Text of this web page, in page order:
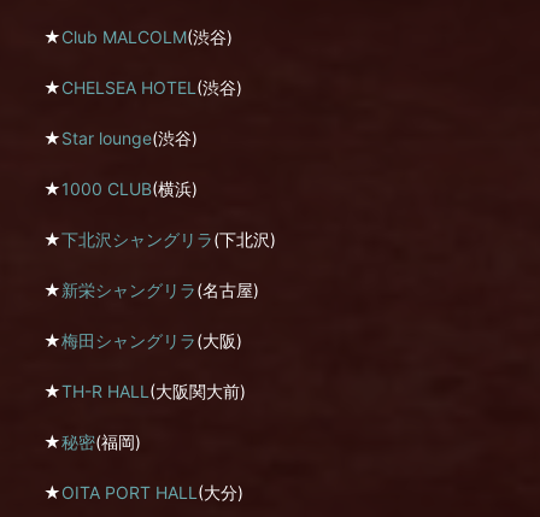
★Club MALCOLM(渋谷)
★CHELSEA HOTEL (渋谷)
★Star lounge(渋谷)
★1000 CLUB(横浜)
★下北沢シャングリラ(下北沢)
★新栄シャングリラ(名古屋)
★梅田シャングリラ(大阪)
★TH-R HALL (大阪関大前)
★秘密(福岡)
★OITA PORT HALL (大分)